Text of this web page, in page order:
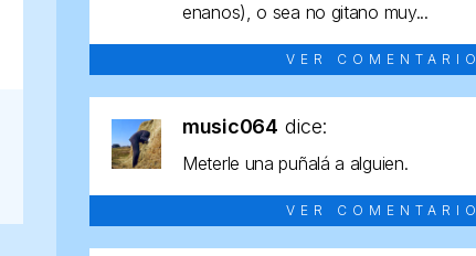
enanos), o sea no gitano muy...
VER COMENTARIO
music064 dice:
Meterle una puñalá a alguien.
VER COMENTARIO